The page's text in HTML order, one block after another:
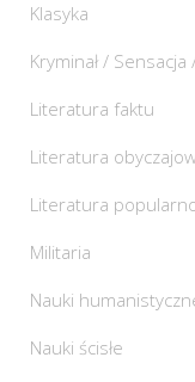
Klasyka
Kryminał /
Literatura faktu
Literatura
Literatura
Militaria
Nauki
Nauki ścisłe